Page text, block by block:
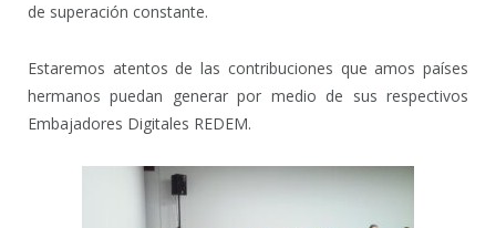
de superación constante.
Estaremos atentos de las contribuciones que amos países
hermanos puedan generar por medio de sus respectivos
Embajadores Digitales REDEM.